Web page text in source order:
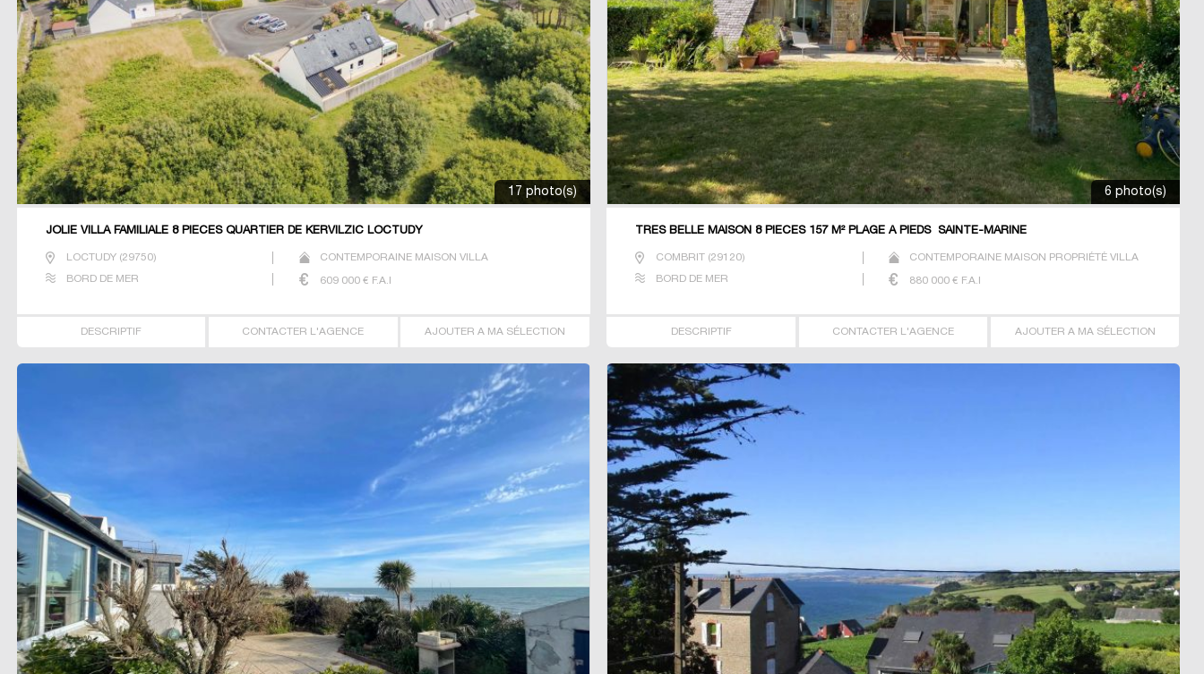
17 photo(s)
JOLIE VILLA FAMILIALE 8 PIECES QUARTIER DE KERVILZIC LOCTUDY
LOCTUDY (29750) CONTEMPORAINE MAISON VILLA
BORD DE MER 609 000€ F.A.I
DESCRIPTIF CONTACTER L'AGENCE AJOUTER A MA SÉLECTION
6 photo(s)
TRES BELLE MAISON 8 PIECES 157 M² PLAGE A PIEDS SAINTE-MARINE
COMBRIT (29120) CONTEMPORAINE MAISON PROPRIÉTÉ VILLA
BORD DE MER 880 000 € F.A.I
DESCRIPTIF CONTACTER L'AGENCE AJOUTER A MA SÉLECTION